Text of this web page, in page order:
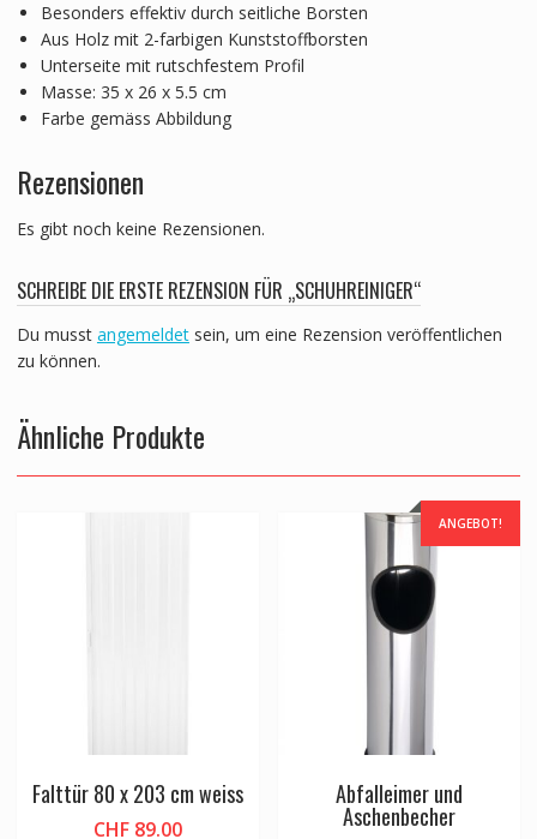
Besonders effektiv durch seitliche Borsten
Aus Holz mit 2-farbigen Kunststoffborsten
Unterseite mit rutschfestem Profil
Masse: 35 x 26 x 5.5 cm
Farbe gemäss Abbildung
Rezensionen
Es gibt noch keine Rezensionen.
SCHREIBE DIE ERSTE REZENSION FÜR „SCHUHREINIGER“
Du musst angemeldetsein, um eine Rezension veröffentlichen
zu können.
Ähnliche Produkte
Falttür 80 x 203 cm weiss
CHF89.00
ANGEBOT!
Abfalleimer und
Aschenbecher